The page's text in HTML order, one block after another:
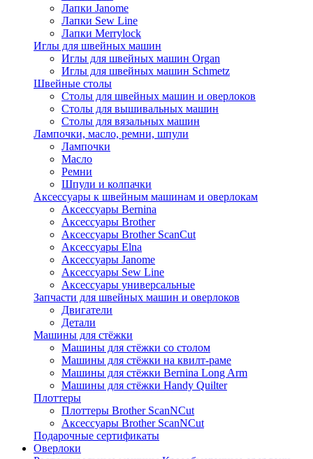
Лапки Janome
Лапки Sew Line
Лапки Merrylock
Иглы для швейных машин
Иглы для швейных машин Organ
Иглы для швейных машин Schmetz
Швейные столы
Столы для швейных машин и оверлоков
Столы для вышивальных машин
Столы для вязальных машин
Лампочки, масло, ремни, шпули
Лампочки
Масло
Ремни
Шпули и колпачки
Аксессуары к швейным машинам и оверлокам
Аксессуары Bernina
Аксессуары Brother
Аксессуары Brother ScanCut
Аксессуары Elna
Аксессуары Janome
Аксессуары Sew Line
Аксессуары универсальные
Запчасти для швейных машин и оверлоков
Двигатели
Детали
Машины для стёжки
Машины для стёжки со столом
Машины для стёжки на квилт-раме
Машины для стёжки Bernina Long Arm
Машины для стёжки Handy Quilter
Плоттеры
Плоттеры Brother ScanNCut
Аксессуары Brother ScanNCut
Подарочные сертификаты
Оверлоки